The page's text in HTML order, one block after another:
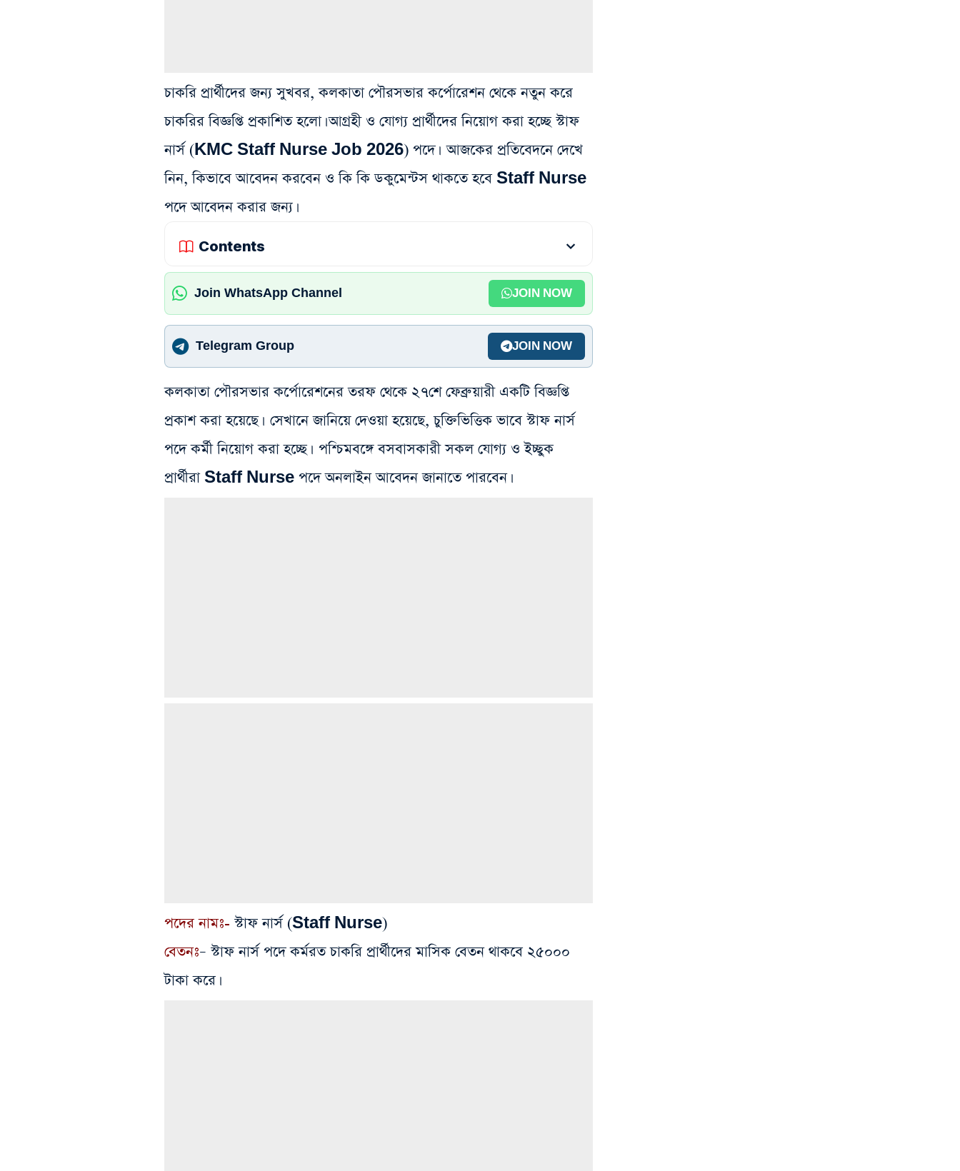
চাকরি প্রার্থীদের জন্য সুখবর, কলকাতা পৌরসভার কর্পোরেশন থেকে নতুন করে
চাকরির বিজ্ঞপ্তি প্রকাশিত হলো। আগ্রহী ও যোগ্য প্রার্থীদের নিয়োগ করা হচ্ছে স্টাফ
নার্স (KMC Staff Nurse Job 2026) পদে। আজকের প্রতিবেদনে দেখে
নিন, কিভাবে আবেদন করবেন ও কি কি ডকুমেন্টস থাকতে হবে Staff Nurse
পদে আবেদন করার জন্য।
Contents
Join WhatsApp Channel JOIN NOW
Telegram Group JOIN NOW
কলকাতা পৌরসভার কর্পোরেশনের তরফ থেকে ২৭শে ফেব্রুয়ারী একটি বিজ্ঞপ্তি
প্রকাশ করা হয়েছে। সেখানে জানিয়ে দেওয়া হয়েছে, চুক্তিভিত্তিক ভাবে স্টাফ নার্স
পদে কর্মী নিয়োগ করা হচ্ছে। পশ্চিমবঙ্গে বসবাসকারী সকল যোগ্য ও ইচ্ছুক
প্রার্থীরা Staff Nurse পদে অনলাইন আবেদন জানাতে পারবেন।
পদের নামঃ- স্টাফ নার্স (Staff Nurse)
বেতনঃ– স্টাফ নার্স পদে কর্মরত চাকরি প্রার্থীদের মাসিক বেতন থাকবে ২৫০০০
টাকা করে।